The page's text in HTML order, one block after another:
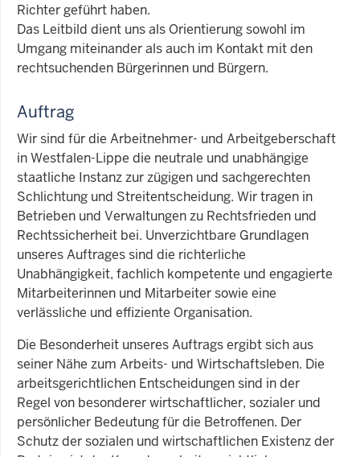
Richter geführt haben.
Das Leitbild dient uns als Orientierung sowohl im
Umgang miteinander als auch im Kontakt mit den
rechtsuchenden Bürgerinnen und Bürgern.
Auftrag
Wir sind für die Arbeitnehmer- und Arbeitgeberschaft
in Westfalen-Lippe die neutrale und unabhängige
staatliche Instanz zur zügigen und sachgerechten
Schlichtung und Streitentscheidung. Wir tragen in
Betrieben und Verwaltungen zu Rechtsfrieden und
Rechtssicherheit bei. Unverzichtbare Grundlagen
unseres Auftrages sind die richterliche
Unabhängigkeit, fachlich kompetente und engagierte
Mitarbeiterinnen und Mitarbeiter sowie eine
verlässliche und effiziente Organisation.
Die Besonderheit unseres Auftrags ergibt sich aus
seiner Nähe zum Arbeits- und Wirtschaftsleben. Die
arbeitsgerichtlichen Entscheidungen sind in der
Regel von besonderer wirtschaftlicher, sozialer und
persönlicher Bedeutung für die Betroffenen. Der
Schutz der sozialen und wirtschaftlichen Existenz der